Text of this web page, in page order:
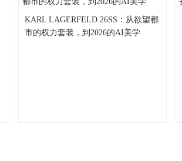
KARL LAGERFELD 26SS：从欲望都
市的权力套装，到2026的AI美学